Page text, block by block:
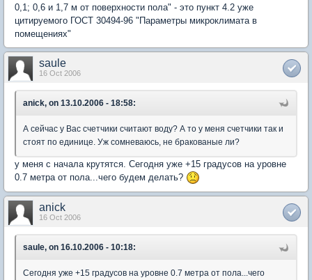
0,1; 0,6 и 1,7 м от поверхности пола" - это пункт 4.2 уже
цитируемого ГОСТ 30494-96 "Параметры микроклимата в
помещениях"
saule
16 Oct 2006
anick, on 13.10.2006 - 18:58:
А сейчас у Вас счетчики считают воду? А то у меня счетчики так и
стоят по единице. Уж сомневаюсь, не бракованые ли?
у меня с начала крутятся. Сегодня уже +15 градусов на уровне
0.7 метра от пола...чего будем делать?
anick
16 Oct 2006
saule, on 16.10.2006 - 10:18:
Сегодня уже +15 градусов на уровне 0.7 метра от пола...чего